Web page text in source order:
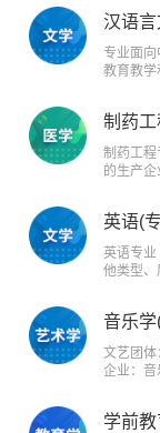
汉语
专业面向
教育教学
与鉴赏能
言文学知
文情怀
生“语文
制药
制药工程
的生产
英语(
英语专业
他类型、
音乐
文艺团体
企业：音
学前